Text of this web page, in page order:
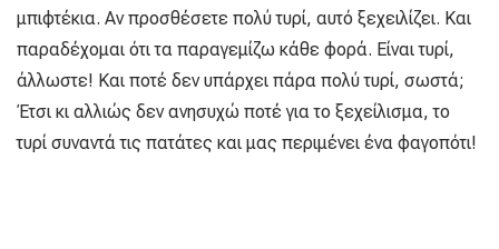
μπιφτέκια. Αν προσθέσετε πολύ τυρί, αυτό ξεχειλίζει. Και
παραδέχομαι ότι τα παραγεμίζω κάθε φορά. Είναι τυρί,
άλλωστε! Και ποτέ δεν υπάρχει πάρα πολύ τυρί, σωστά;
Έτσι κι αλλιώς δεν ανησυχώ ποτέ για το ξεχείλισμα, το
τυρί συναντά τις πατάτες και μας περιμένει ένα φαγοπότι!